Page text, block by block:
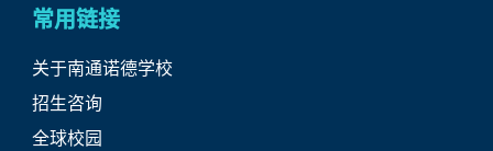
常用链接
关于南通诺德学校
招生咨询
全球校园